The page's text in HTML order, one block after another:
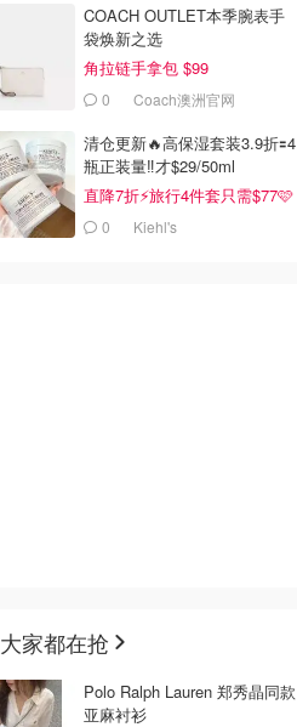
COACH OUTLET本季腕表手
袋焕新之选
角拉链手拿包 $99
0 Coach澳洲官网
清仓更新🔥高保湿套装3.9折🟰4
瓶正装量‼️才$29/50ml
直降7折⚡旅行4件套只需$77🩷
0 Kiehl's
大家都在抢
Polo Ralph Lauren 郑秀晶同款
亚麻衬衫